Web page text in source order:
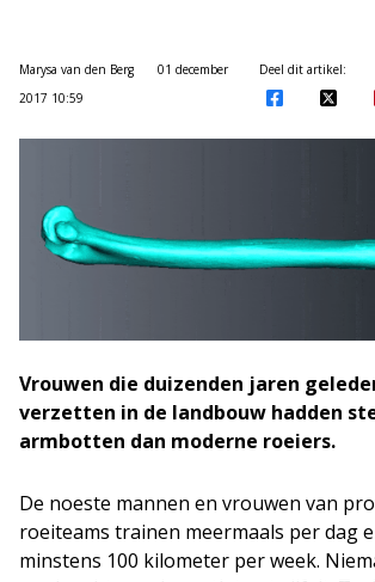
Marysa van den Berg
01 december
2017 10:59
Deel dit artikel:
Vrouwen die duizenden jaren
verzetten in de landbouw hadden
armbotten dan moderne roeiers.
De noeste mannen en vrouwen van
roeiteams trainen meermaals per dag
minstens 100 kilometer per week.